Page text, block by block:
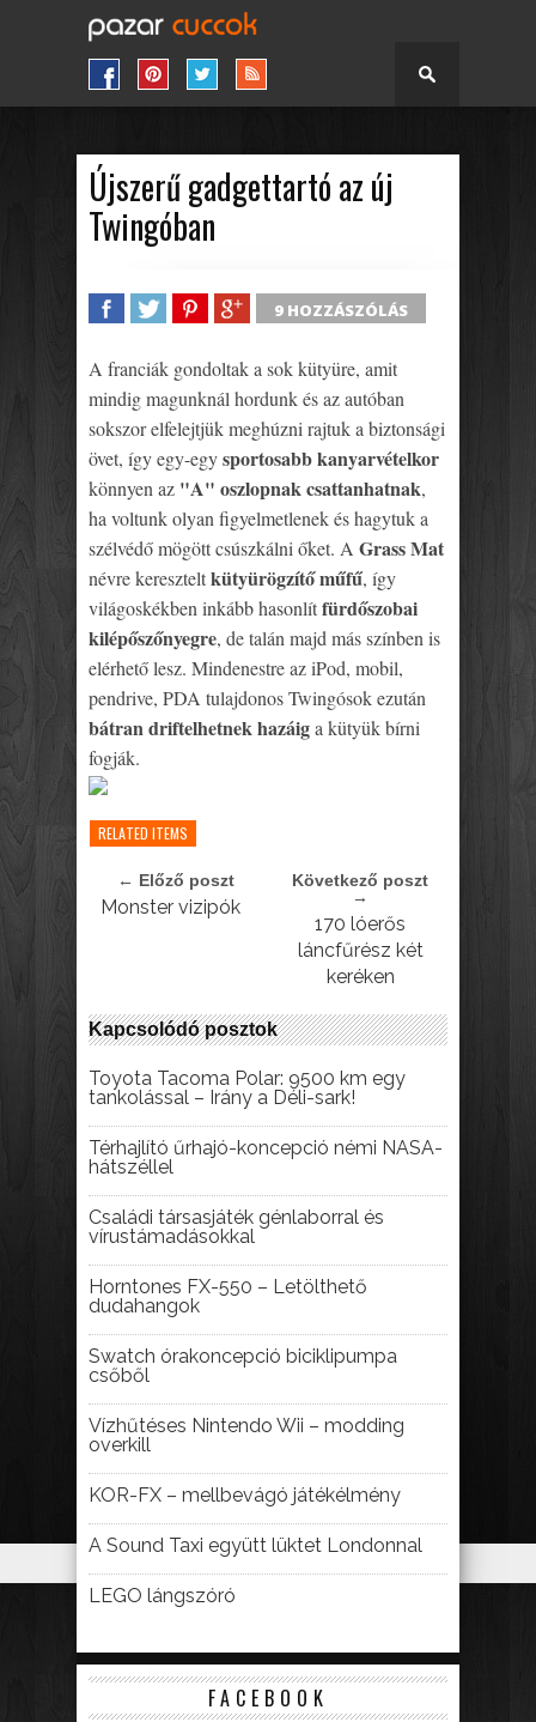
Újszerű gadgettartó az új
Twingóban
9 HOZZÁSZÓLÁS
A franciák gondoltak a sok kütyüre, amit
mindig magunknál hordunk és az autóban
sokszor elfelejtjük meghúzni rajtuk a biztonsági
övet, így egy-egysportosabb kanyarvételkor
könnyen az "A" oszlopnak csattanhatnak,
ha voltunk olyan figyelmetlenek és hagytuk a
szélvédő mögött csúszkálni őket. A Grass Mat
névre kereszteltkütyürögzítő műfű, így
világoskékben inkább hasonlítfürdőszobai
kilépőszőnyegre, de talán majd más színben is
elérhető lesz. Mindenestre az iPod, mobil,
pendrive, PDA tulajdonos Twingósok ezután
bátran driftelhetnek hazáiga kütyük bírni
fogják.
RELATED ITEMS
← Előző poszt
Monster vizipók
Következő poszt
→
170 lóerős
láncfűrész két
keréken
Kapcsolódó posztok
Toyota Tacoma Polar: 9500 km egy
tankolással – Irány a Déli-sark!
Térhajlító űrhajó-koncepció némi NASA-
hátszéllel
Családi társasjáték génlaborral és
vírustámadásokkal
Horntones FX-550 – Letölthető
dudahangok
Swatch órakoncepció biciklipumpa
csőből
Vízhűtéses Nintendo Wii – modding
overkill
KOR-FX – mellbevágó játékélmény
A Sound Taxi együtt lüktet Londonnal
LEGO lángszóró
FACEBOOK